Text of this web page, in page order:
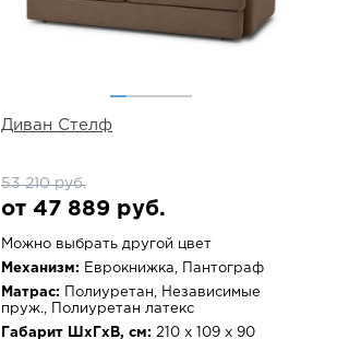
Диван Стелф
53 210 руб.
от 47 889 руб.
Можно выбрать другой цвет
Механизм: Еврокнижка, Пантограф
Матрас: Полиуретан, Независимые
пруж., Полиуретан латекс
Габарит ШхГхВ, см: 210 х 109 х 90